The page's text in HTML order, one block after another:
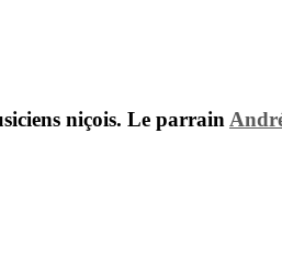
niçois. Le parrain